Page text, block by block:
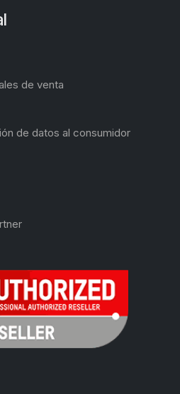
de venta
de datos al consumidor